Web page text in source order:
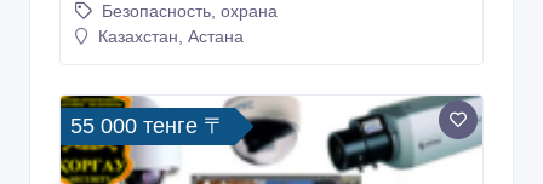
Безопасность, охрана
Казахстан, Астана
55 000 тенге 〒